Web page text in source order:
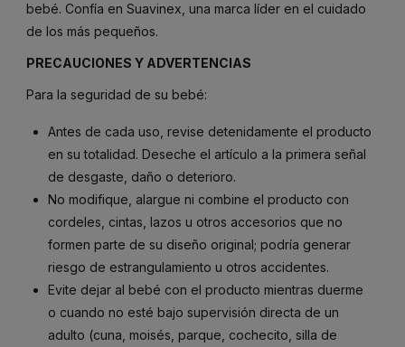
bebé. Confía en Suavinex, una marca líder en el cuidado
de los más pequeños.
PRECAUCIONES Y ADVERTENCIAS
Para la seguridad de su bebé:
Antes de cada uso, revise detenidamente el producto
en sutotalidad. Deseche el artículo a la primera señal
de desgaste, daño o deterioro.
No modifique, alargue ni combine el producto con
cordeles, cintas, lazos u otros accesorios que no
formen parte de su diseño original; podría generar
riesgo de estrangulamiento u otros accidentes.
Evite dejar al bebé con el producto mientras duerme
o cuando no esté bajo supervisión directa de un
adulto (cuna, moisés, parque, cochecito, silla de